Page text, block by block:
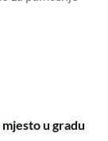
u gradu